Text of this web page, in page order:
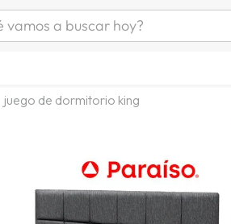
a buscar hoy?
zapatillas mujer
zapatillas
juego de dormitorio king